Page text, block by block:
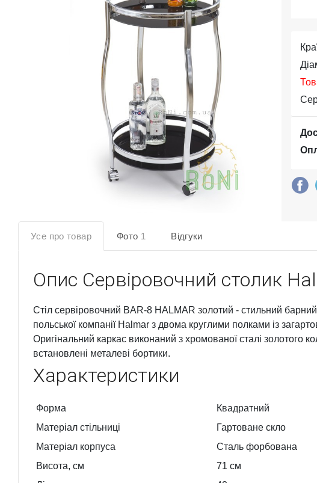
Усе про товар Фото 1 Відгуки
Опис Сервіровочний столик
Стіл сервіровочний BAR-8 HALMAR золотий - стильний
польської компанії Halmar з двома круглими полками із
Оригінальний каркас виконаний з хромованої сталі золотого
встановлені металеві бортики.
Характеристики
Форма
Квадратний
Матеріал стільниці
Гартоване скло
Матеріал корпуса
Сталь форбована
Висота, см
71 см